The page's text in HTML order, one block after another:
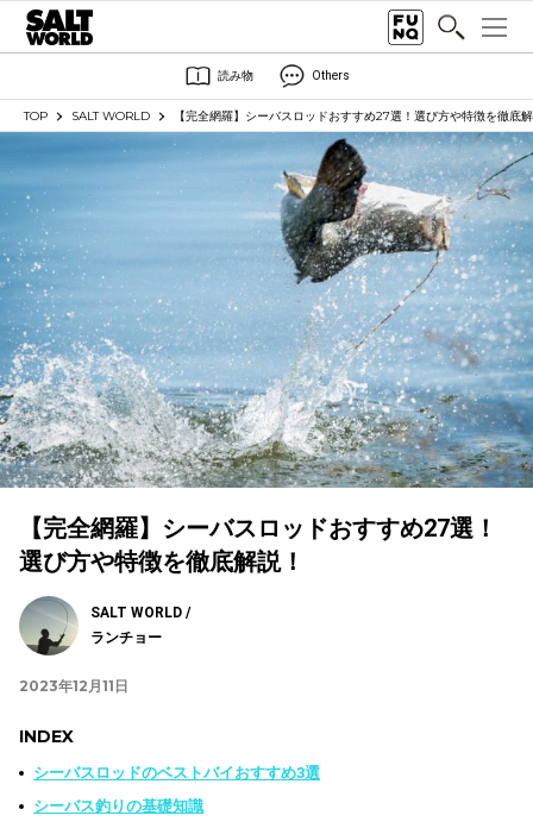
読み物 Others
TOP SALT WORLD 【完全網羅】シーバスロッドおすすめ27選！選び方や特徴を徹底
【完全網羅】シーバスロッドおすすめ27選！
選び方や特徴を徹底解説！
SALT WORLD /
ランチョー
2023年12月11日
INDEX
シーバスロッドのベストバイおすすめ3選
シーバス釣りの基礎知識